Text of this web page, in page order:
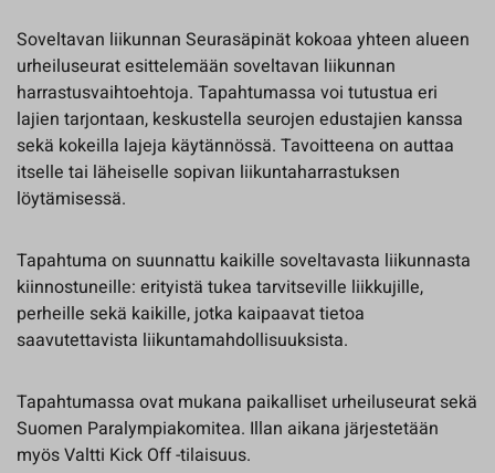
Soveltavan liikunnan Seurasäpinät kokoaa yhteen alueen
urheiluseurat esittelemään soveltavan liikunnan
harrastusvaihtoehtoja. Tapahtumassa voi tutustua eri
lajien tarjontaan, keskustella seurojen edustajien kanssa
sekä kokeilla lajeja käytännössä. Tavoitteena on auttaa
itselle tai läheiselle sopivan liikuntaharrastuksen
löytämisessä.
Tapahtuma on suunnattu kaikille soveltavasta liikunnasta
kiinnostuneille: erityistä tukea tarvitseville liikkujille,
perheille sekä kaikille, jotka kaipaavat tietoa
saavutettavista liikuntamahdollisuuksista.
Tapahtumassa ovat mukana paikalliset urheiluseurat sekä
Suomen Paralympiakomitea. Illan aikana järjestetään
myös Valtti Kick Off -tilaisuus.